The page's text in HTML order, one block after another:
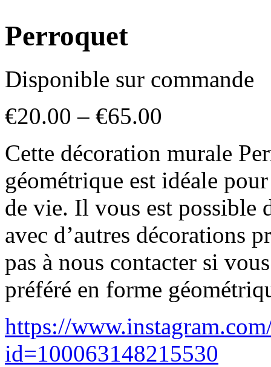
Perroquet
Disponible sur commande
€20.00 – €65.00
Cette décoration murale
géométrique est idéale
de vie. Il vous est possible
avec d’autres décorations
pas à nous contacter si
préféré en forme
https://
id=100063148215530